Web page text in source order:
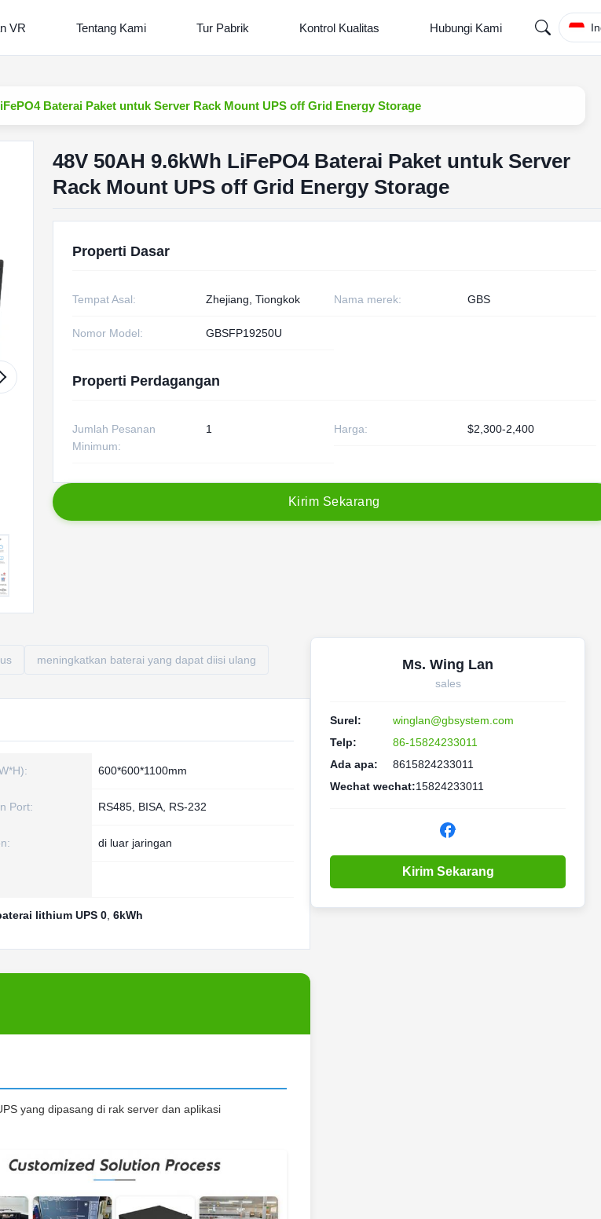
VR Tentang Kami Tur Pabrik Kontrol Kualitas Hubungi Kami
Baterai Paket untuk Server Rack Mount UPS off Grid Energy Storage
48V 50AH 9.6kWh LiFePO4 Baterai Paket untuk Server
Rack Mount UPS off Grid Energy Storage
Properti Dasar
Tempat Asal: Zhejiang, Tiongkok Nama merek: GBS
Nomor Model: GBSFP19250U
Properti Perdagangan
Jumlah Pesanan
Minimum:
1 Harga: $2,300-2,400
Kirim Sekarang
meningkatkan baterai yang dapat diisi ulang
600*600*1100mm
Port: RS485, BISA, RS-232
di luar jaringan
lithium UPS 0 6kWh
yang dipasang di rak server dan aplikasi
Ms. Wing Lan
sales
Surel:
winglan@gbsystem.com
Telp:
86-15824233011
Ada apa:
8615824233011
Wechat wechat:15824233011
Kirim Sekarang